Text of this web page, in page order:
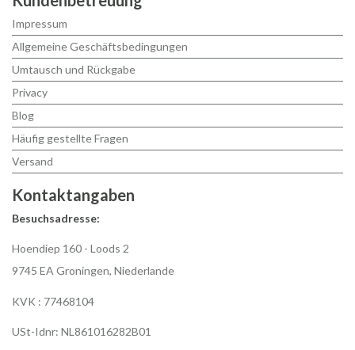
Impressum
Allgemeine Geschäftsbedingungen
Umtausch und Rückgabe
Privacy
Blog
Häufig gestellte Fragen
Versand
Kontaktangaben
Besuchsadresse:
Hoendiep 160 - Loods 2
9745 EA Groningen, Niederlande
KVK : 77468104
USt-Idnr: NL861016282B01